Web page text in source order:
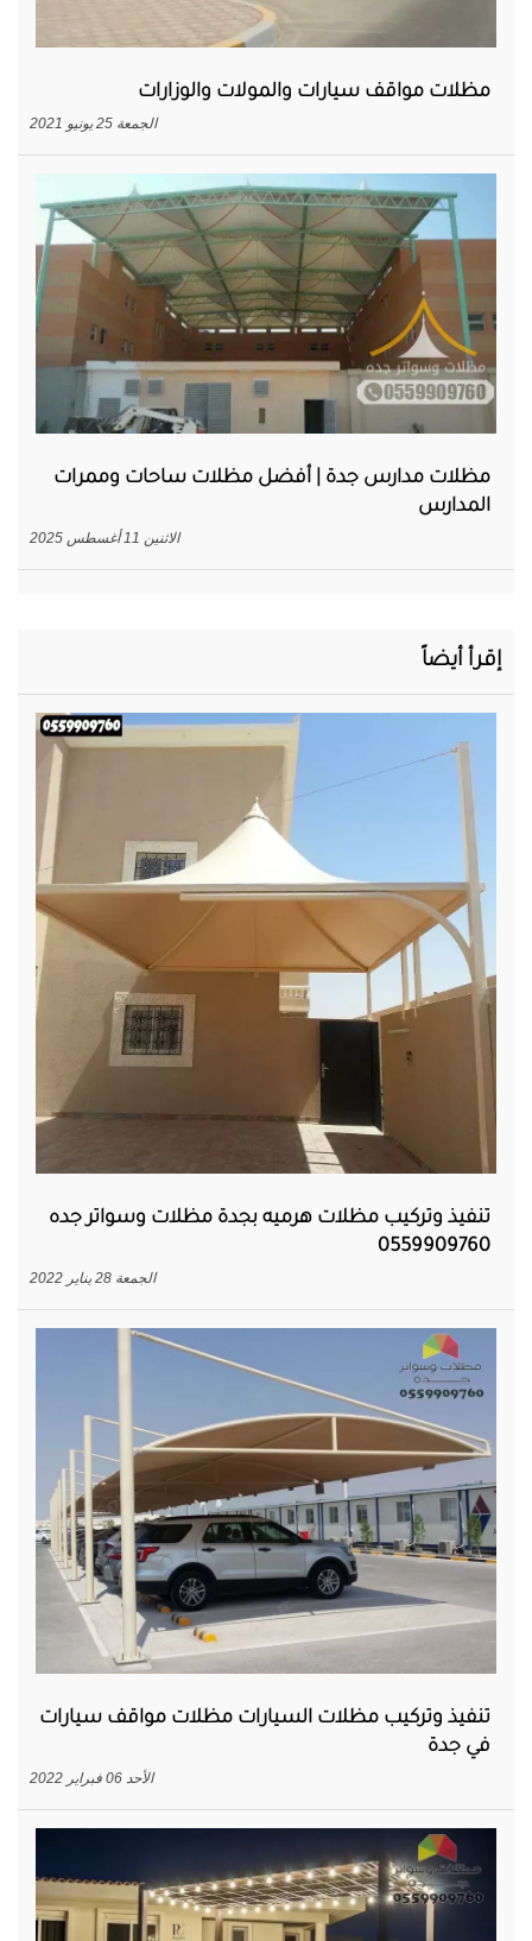
مظلات مواقف سيارات والمولات والوزارات
الجمعة 25 يونيو 2021
مظلات مدارس جدة | أفضل مظلات ساحات وممرات
المدارس
الاثنين 11 أغسطس 2025
إقرأ أيضاً
تنفيذ وتركيب مظلات هرميه بجدة مظلات وسواتر جده
0559909760
الجمعة 28 يناير 2022
تنفيذ وتركيب مظلات السيارات مظلات مواقف سيارات
في جدة
الأحد 06 فبراير 2022